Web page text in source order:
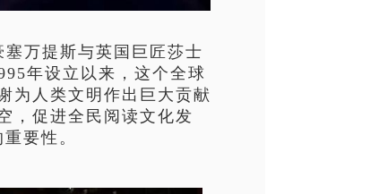
万提斯与英国巨匠莎士
年设立以来，这个全球
为人类文明作出巨大贡献
，促进全民阅读文化发
要性。